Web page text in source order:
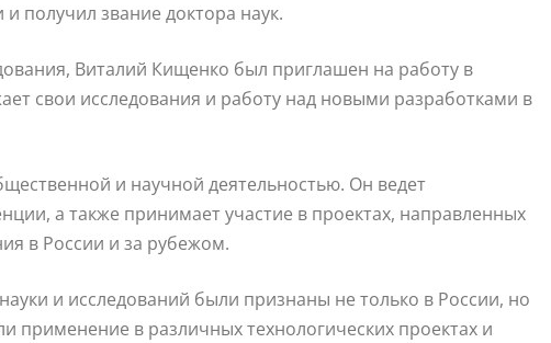
получил звание доктора наук.
Виталий Кищенко был приглашен на работу в
свои исследования и работу над новыми разработками в
и научной деятельностью. Он ведет
а также принимает участие в проектах, направленных
в России и за рубежом.
и исследований были признаны не только в России, но
применение в различных технологических проектах и